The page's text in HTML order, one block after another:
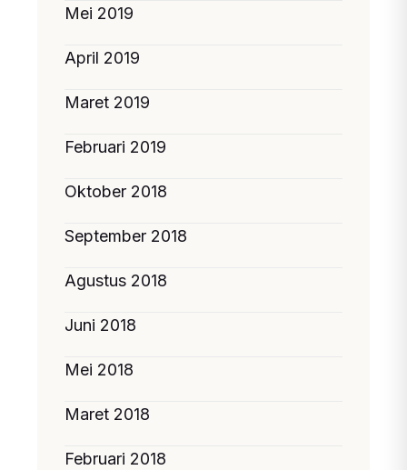
Mei 2019
April 2019
Maret 2019
Februari 2019
Oktober 2018
September 2018
Agustus 2018
Juni 2018
Mei 2018
Maret 2018
Februari 2018